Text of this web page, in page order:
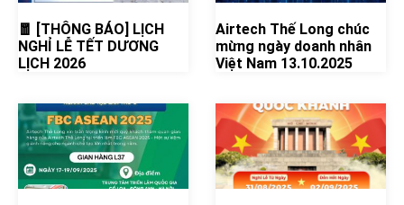
🧧 [THÔNG BÁO] LỊCH
NGHỈ LỄ TẾT DƯƠNG
LỊCH 2026
Airtech Thế Long chúc
mừng ngày doanh nhân
Việt Nam 13.10.2025